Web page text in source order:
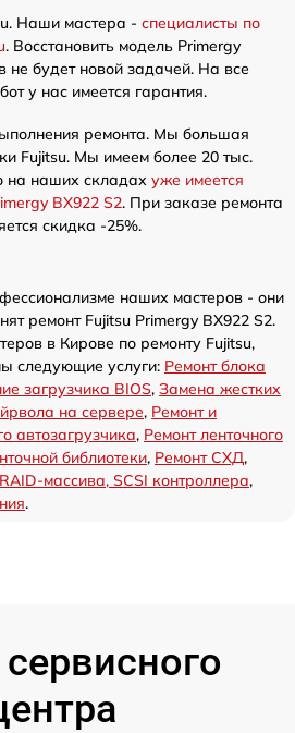
Наши мастера - специалисты по
. Восстановить модель Primergy
не будет новой задачей. На все
у нас имеется гарантия.
ремонта. Мы большая
Fujitsu. Мы имеем более 20 тыс.
на наших складах уже имеется
BX922 S2. При заказе ремонта
скидка -25%.
наших мастеров - они
ремонт Fujitsu Primergy BX922 S2.
в Кирове по ремонту Fujitsu,
следующие услуги: Ремонт блока
загрузчика BIOS, Замена жестких
на сервере, Ремонт и
автозагрузчика, Ремонт ленточного
библиотеки, Ремонт СХД,
массива, SCSI контроллера,
.